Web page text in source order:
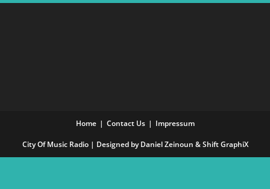
Home Contact Us Impressum
City Of Music Radio | Designed by Daniel Zeinoun &Shift GraphiX